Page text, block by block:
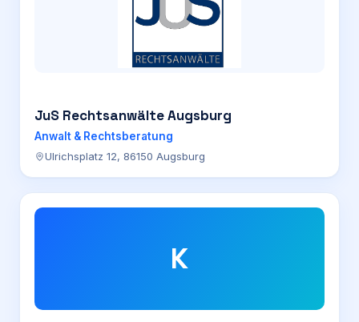
JuS Rechtsanwälte Augsburg
Anwalt & Rechtsberatung
Ulrichsplatz 12, 86150 Augsburg
K